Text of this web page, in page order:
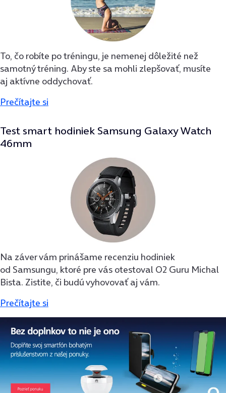
To, čo robíte po tréningu, je nemenej dôležité než
samotný tréning. Aby ste sa mohli zlepšovať, musíte
aj aktívne oddychovať.
Prečítajte si
Test smart hodiniek Samsung Galaxy Watch
46mm
Na záver vám prinášame recenziu hodiniek
od Samsungu, ktoré pre vás otestoval O2 Guru Michal
Bista. Zistite, či budú vyhovovať aj vám.
Prečítajte si